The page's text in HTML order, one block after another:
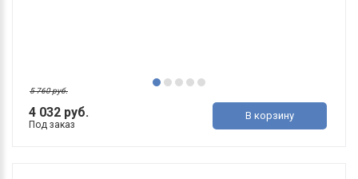
4 032 руб.
5 760 руб.
Под заказ
В корзину